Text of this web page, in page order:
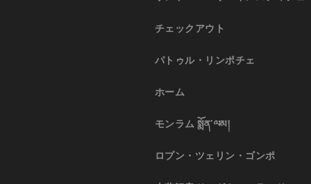
チェックアウト
パトゥル・リンポチェ
ホーム
モンラム སྨོན་ལམ།
ロプン・ツェリン・ゴンポ